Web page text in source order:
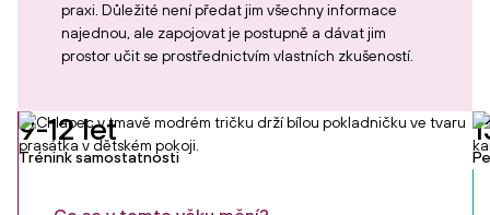
praxi. Důležité není předat jim všechny informace
najednou, ale zapojovat je postupně a dávat jim
prostor učit se prostřednictvím vlastních zkušeností.
9-12 let
Trénink samostatnosti